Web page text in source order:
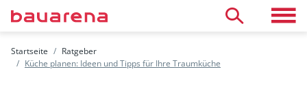
Suche
Öffnungszeiten Termin vereinbaren
Startseite
Ratgeber
Küche planen: Ideen und Tipps für Ihre Traumküche